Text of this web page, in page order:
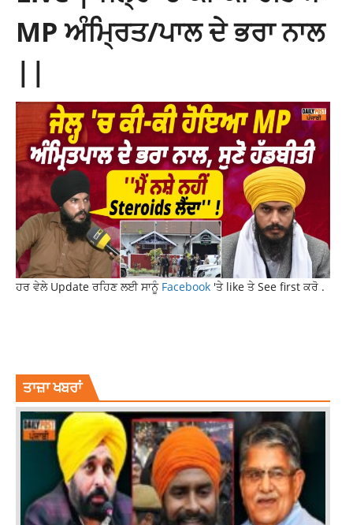
MP ਅੰਮ੍ਰਿਤ/ਪਾਲ ਦੇ ਭਰਾ ਨਾਲ
||
ਹਰ ਵੇਲੇ Update ਰਹਿਣ ਲਈ ਸਾਨੂੰ Facebook 'ਤੇ like ਤੇ See first ਕਰੋ .
ਤਾਜ਼ਾ ਖਬਰਾਂ